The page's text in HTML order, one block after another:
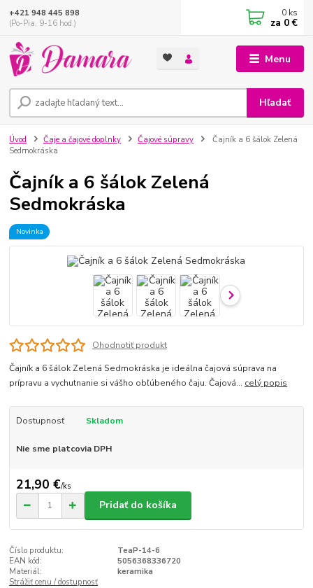
Menu
Hľadať
+421 948 445 898
(Po-Pia, 9-16 hod.)
0 ks
za 0 €
Úvod Čaje a čajové doplnky Čajové súpravy
Čajník a 6 šálok Zelená
Sedmokráska
Čajník a 6 šálok Zelená
Sedmokráska
Novinka
Ohodnotiť produkt
Čajník a 6 šálok Zelená Sedmokráska je ideálna čajová súprava na
prípravu a vychutnanie si vášho obľúbeného čaju. Čajová... celý popis
Dostupnosť Skladom
Nie sme platcovia DPH
21,90 €/ks
Pridať do košíka
Číslo produktu:
TeaP-14-6
EAN kód:
5056368336720
Materiál:
keramika
Strážiť cenu / dostupnosť